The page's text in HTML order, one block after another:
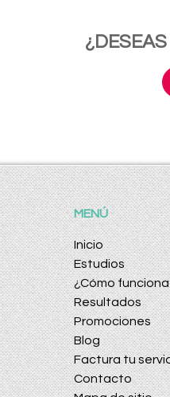
MENÚ
Inicio
Estudios
¿Cómo
Resultados
Promociones
Blog
Factura tu
Contacto